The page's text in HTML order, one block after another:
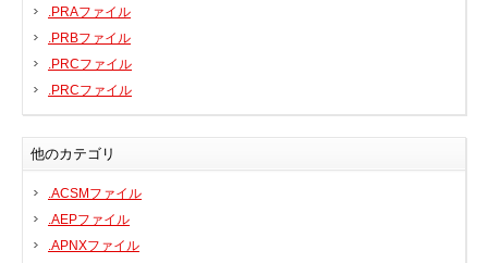
DLLファイル
ファイル変換
プログラム
.PRAファイル
.PRBファイル
.PRCファイル
.PRCファイル
他のカテゴリ
.ACSMファイル
.AEPファイル
.APNXファイル